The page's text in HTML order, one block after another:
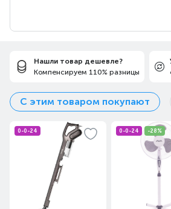
Нашли товар дешевле?
Компенсируем 110% разницы
С этим товаром покупают
0-0-24 0-0-24 -28%